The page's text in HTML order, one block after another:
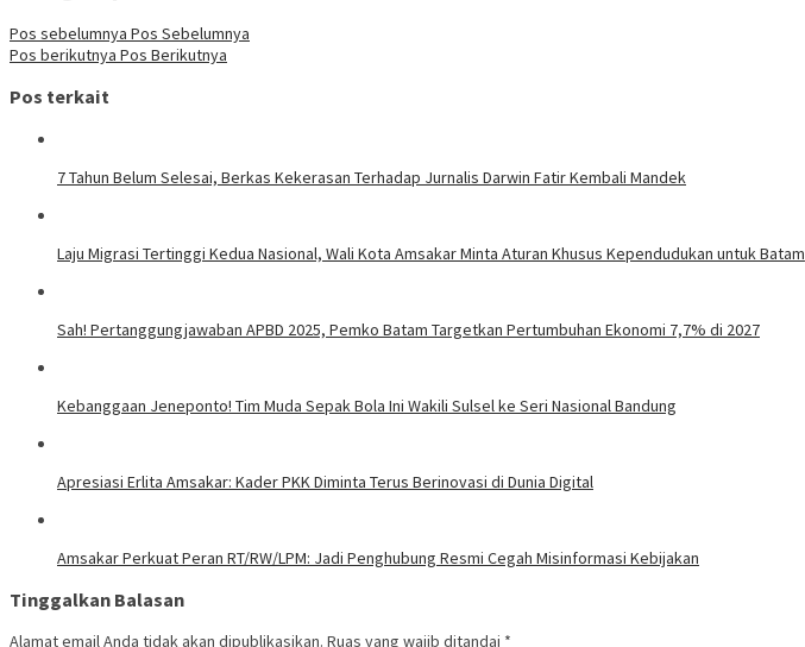
Pos sebelumnya Pos Sebelumnya
Pos berikutnya Pos Berikutnya
Pos terkait
7 Tahun Belum Selesai, Berkas Kekerasan Terhadap Jurnalis Darwin Fatir Kembali Mandek
Laju Migrasi Tertinggi Kedua Nasional, Wali Kota Amsakar Minta Aturan Khusus Kependudukan untuk Batam
Sah! Pertanggungjawaban APBD 2025, Pemko Batam Targetkan Pertumbuhan Ekonomi 7,7% di 2027
Kebanggaan Jeneponto! Tim Muda Sepak Bola Ini Wakili Sulsel ke Seri Nasional Bandung
Apresiasi Erlita Amsakar: Kader PKK Diminta Terus Berinovasi di Dunia Digital
Amsakar Perkuat Peran RT/RW/LPM: Jadi Penghubung Resmi Cegah Misinformasi Kebijakan
Tinggalkan Balasan
Alamat email Anda tidak akan dipublikasikan. Ruas yang wajib ditandai *